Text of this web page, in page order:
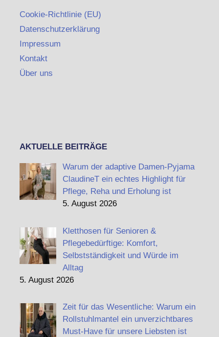
Cookie-Richtlinie (EU)
Datenschutzerklärung
Impressum
Kontakt
Über uns
AKTUELLE BEITRÄGE
Warum der adaptive Damen-Pyjama
ClaudineT ein echtes Highlight für
Pflege, Reha und Erholung ist
5. August 2026
Kletthosen für Senioren &
Pflegebedürftige: Komfort,
Selbstständigkeit und Würde im
Alltag
5. August 2026
Zeit für das Wesentliche: Warum ein
Rollstuhlmantel ein unverzichtbares
Must-Have für unsere Liebsten ist